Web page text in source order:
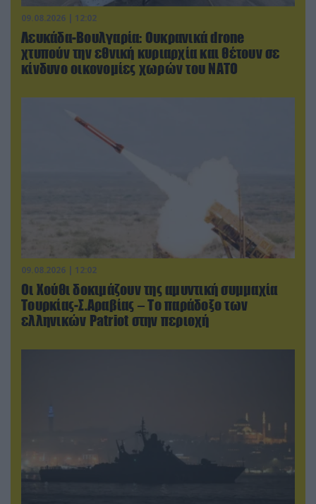
09.08.2026 | 12:02
Λευκάδα-Βουλγαρία: Ουκρανικά drone
χτυπούν την εθνική κυριαρχία και θέτουν σε
κίνδυνο οικονομίες χωρών του ΝΑΤΟ
09.08.2026 | 12:02
Οι Χούθι δοκιμάζουν της αμυντική συμμαχία
Τουρκίας-Σ.Αραβίας – Το παράδοξο των
ελληνικών Patriot στην περιοχή